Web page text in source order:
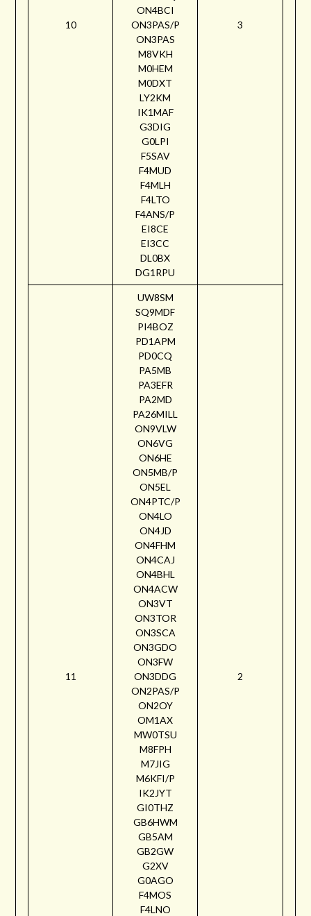
10
ON4BCI
ON3PAS/P
ON3PAS
M8VKH
M0HEM
M0DXT
LY2KM
IK1MAF
G3DIG
G0LPI
F5SAV
F4MUD
F4MLH
F4LTO
F4ANS/P
EI8CE
EI3CC
DL0BX
DG1RPU
3
11
UW8SM
SQ9MDF
PI4BOZ
PD1APM
PD0CQ
PA5MB
PA3EFR
PA2MD
PA26MILL
ON9VLW
ON6VG
ON6HE
ON5MB/P
ON5EL
ON4PTC/P
ON4LO
ON4JD
ON4FHM
ON4CAJ
ON4BHL
ON4ACW
ON3VT
ON3TOR
ON3SCA
ON3GDO
ON3FW
ON3DDG
ON2PAS/P
ON2OY
OM1AX
MW0TSU
M8FPH
M7JIG
M6KFI/P
IK2JYT
GI0THZ
GB6HWM
GB5AM
GB2GW
G2XV
G0AGO
F4MOS
F4LNO
2